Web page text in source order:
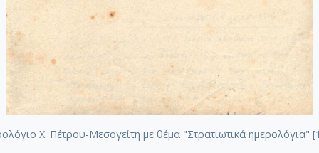
Χ. Πέτρου-Μεσογείτη με θέμα "Στρατιωτικά ημερολόγια"